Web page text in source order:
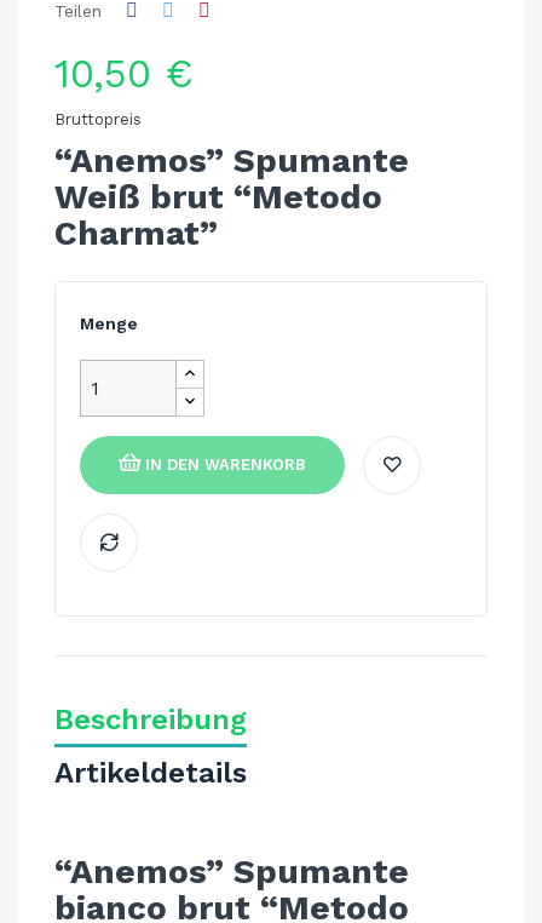
Teilen
10,50 €
Bruttopreis
“Anemos” Spumante
Weiß brut “Metodo
Charmat”
Menge
IN DEN WARENKORB
Beschreibung
Artikeldetails
“Anemos” Spumante
bianco brut “Metodo